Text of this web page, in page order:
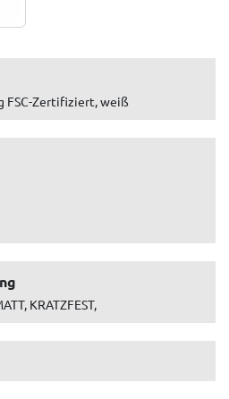
FSC-Zertifiziert, weiß
KRATZFEST,